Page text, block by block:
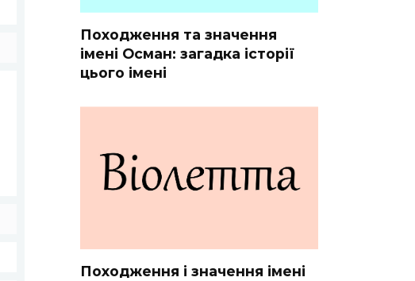
Походження та значення
імені Осман: загадка історії
цього імені
Походження і значення імені